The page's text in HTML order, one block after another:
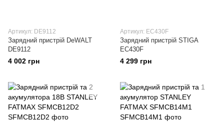
Артикул: DE9112
Зарядний пристрій DeWALT
DE9112
4 002 грн
Артикул: EC430F
Зарядний пристрій STIGA
EC430F
4 299 грн